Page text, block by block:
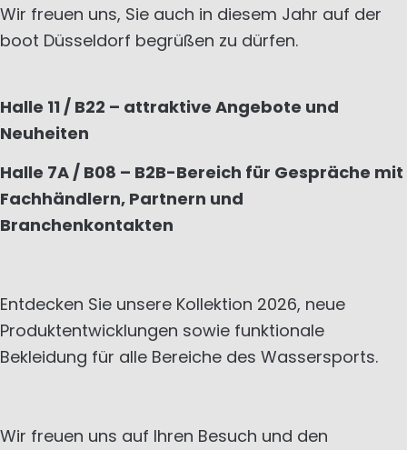
Wir freuen uns, Sie auch in diesem Jahr auf der
boot Düsseldorf begrüßen zu dürfen.
Halle 11 / B22 – attraktive Angebote und
Neuheiten
Halle 7A / B08 – B2B-Bereich für Gespräche mit
Fachhändlern, Partnern und
Branchenkontakten
Entdecken Sie unsere Kollektion 2026, neue
Produktentwicklungen sowie funktionale
Bekleidung für alle Bereiche des Wassersports.
Wir freuen uns auf Ihren Besuch und den